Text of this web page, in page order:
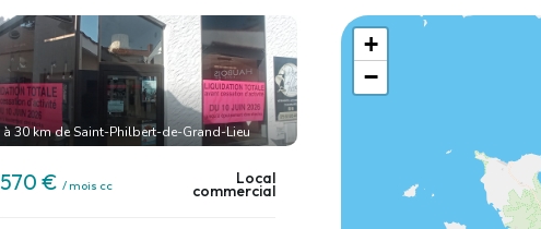
à 30 km de Saint-Philbert-de-Grand-Lieu
570 € / mois cc Local
commercial
+
−